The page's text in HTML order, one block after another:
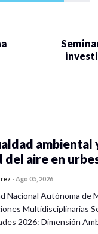
del aire en
-Ago 05, 2026
Nacional Autónoma de
Multidisciplinarias
2026: Dimensión